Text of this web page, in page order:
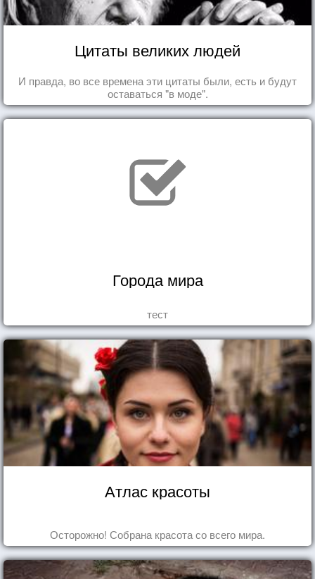
Цитаты великих людей
И правда, во все времена эти цитаты были, есть и будут
оставаться "в моде".
Города мира
тест
Атлас красоты
Осторожно! Собрана красота со всего мира.